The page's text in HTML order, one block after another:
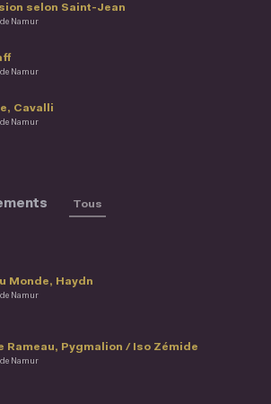
selon Saint-Jean
Namur
Namur
Cavalli
Namur
Tous
Monde, Haydn
Namur
Rameau, Pygmalion / Iso Zémide
Namur